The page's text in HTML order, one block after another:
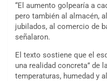
“El aumento golpearía a
pero también al almacén,
jubilados, al comercio de
señalaron.
El texto sostiene que el
una realidad concreta” de
temperaturas, humedad y